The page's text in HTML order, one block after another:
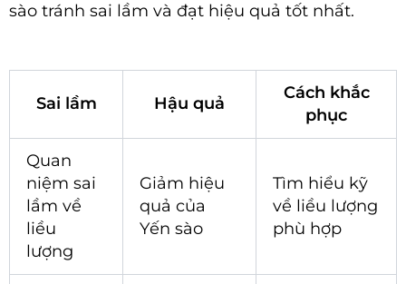
sào tránh sai lầm và đạt hiệu quả tốt nhất.
Sai lầm Hậu quả
Cách khắc
phục
Quan
niệm sai
lầm về
liều
lượng
Giảm hiệu
quả của
Yến sào
Tìm hiểu kỹ
về liều lượng
phù hợp